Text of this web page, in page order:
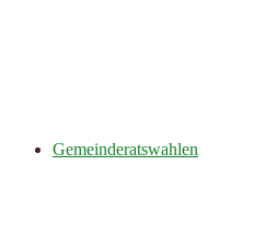
Gemeinderatswahlen